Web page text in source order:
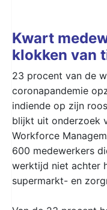
Kwart
klokken van
23 procent van de
coronapandemie
indiende op zijn
blijkt uit onderzoek
Workforce
600 medewerkers
werktijd niet achter
supermarkt- en